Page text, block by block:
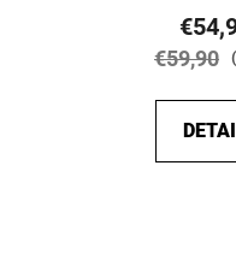
€59,90